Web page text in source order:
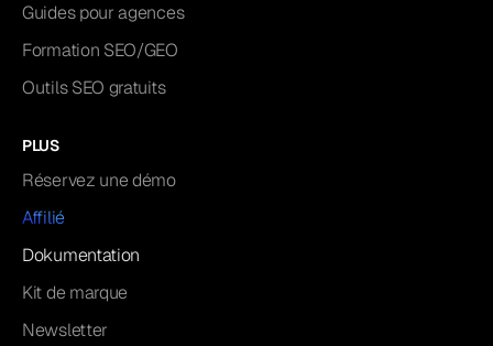
Guides pour agences
Formation SEO/GEO
Outils SEO gratuits
PLUS
Réservez une démo
Affilié
Dokumentation
Kit de marque
Newsletter